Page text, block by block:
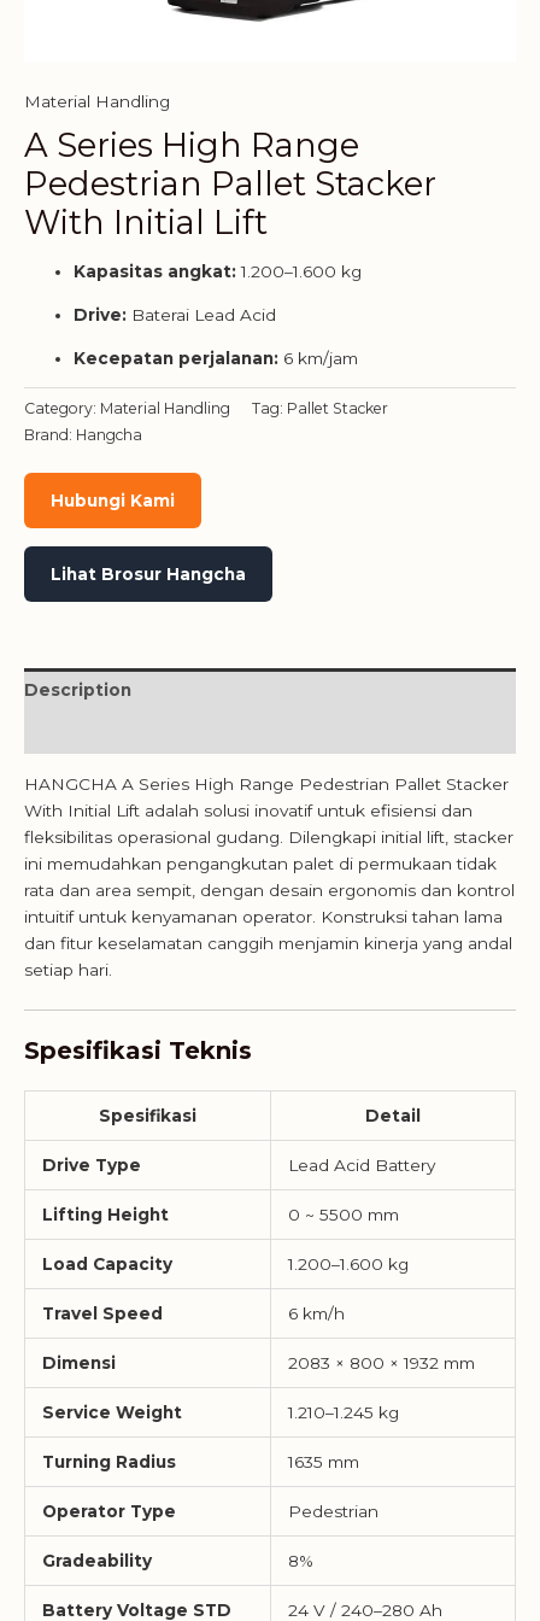
Material Handling
A Series High Range
Pedestrian Pallet Stacker
With Initial Lift
Kapasitas angkat:1.200–1.600 kg
Drive: Baterai Lead Acid
Kecepatan perjalanan: 6 km/jam
Category: Material Handling Tag: Pallet Stacker
Brand: Hangcha
Hubungi Kami
Lihat Brosur Hangcha
Description
HANGCHA A Series High Range Pedestrian Pallet Stacker
With Initial Lift adalah solusi inovatif untuk efisiensi dan
fleksibilitas operasional gudang. Dilengkapi initial lift, stacker
ini memudahkan pengangkutan palet di permukaan tidak
rata dan area sempit, dengan desain ergonomis dan kontrol
intuitif untuk kenyamanan operator. Konstruksi tahan lama
dan fitur keselamatan canggih menjamin kinerja yang andal
setiap hari.
Spesifikasi Teknis
Spesifikasi Detail
Drive Type Lead Acid Battery
Lifting Height 0 ~ 5500 mm
Load Capacity 1.200–1.600 kg
Travel Speed 6 km/h
Dimensi 2083 × 800 × 1932 mm
Service Weight 1.210–1.245 kg
Turning Radius 1635 mm
Operator Type Pedestrian
Gradeability 8%
Battery Voltage STD 24 V / 240–280 Ah